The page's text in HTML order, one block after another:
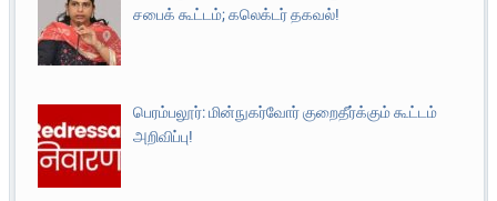
சபைக் கூட்டம்; கலெக்டர் தகவல்!
பெரம்பலூர்: மின்நுகர்வோர் குறைதீர்க்கும் கூட்டம்
அறிவிப்பு!